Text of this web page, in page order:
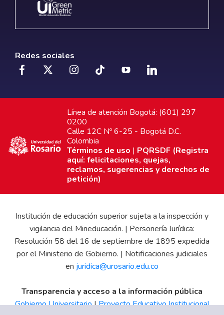
Redes sociales
Línea de atención Bogotá: (601) 297
0200
Calle 12C Nº 6-25 - Bogotá D.C.
Colombia
Términos de uso | PQRSDF (Registra
aquí: felicitaciones, quejas,
reclamos, sugerencias y derechos de
petición)
Institución de educación superior sujeta a la inspección y
vigilancia del Mineducación. | Personería Jurídica:
Resolución 58 del 16 de septiembre de 1895 expedida
por el Ministerio de Gobierno. | Notificaciones judiciales
en juridica@urosario.edu.co
Transparencia y acceso a la información pública
Gobierno Universitario|Proyecto Educativo Institucional